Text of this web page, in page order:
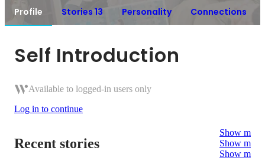
Profile Stories 13 Personality Connections
Self Introduction
Available to logged-in users only
Log in to continue
Recent stories
Show more
Show more
Show more